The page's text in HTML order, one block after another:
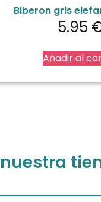
Biberon gris
5.95
Añadir al